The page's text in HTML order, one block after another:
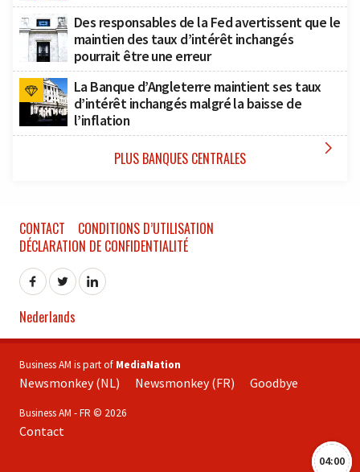
Des responsables de la Fed avertissent que le
maintien des taux d’intérêt inchangés
pourrait être une erreur
La Banque d’Angleterre maintient ses taux
d’intérêt inchangés malgré la baisse de
l’inflation
PLUS BANQUES CENTRALES 
04:00
CONTACT
CONDITIONS D’UTILISATION
DÉCLARATION DE CONFIDENTIALITÉ
Nederlands
Business AM is part of MediaNation
Newsmonkey (NL) Newsmonkey (FR) Goodbye
Business AM - FR © 2026
Contact